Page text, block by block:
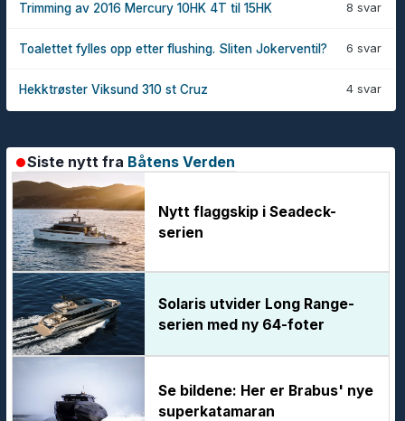
8 svar
Trimming av 2016 Mercury 10HK 4T til 15HK
6 svar
Toalettet fylles opp etter flushing. Sliten Jokerventil?
4 svar
Hekktrøster Viksund 310 st Cruz
Siste nytt fra Båtens Verden
Nytt flaggskip i Seadeck-
serien
Solaris utvider Long Range-
serien med ny 64-foter
Se bildene: Her er Brabus' nye
superkatamaran